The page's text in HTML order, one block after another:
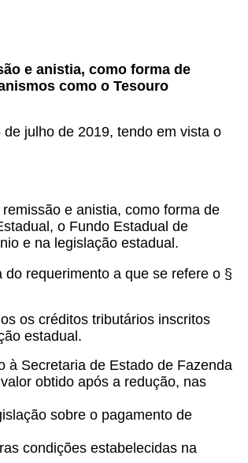
e anistia, como forma de
como o Tesouro
julho de 2019, tendo em vista o
e anistia, como forma de
o Fundo Estadual de
e na legislação estadual.
requerimento a que se refere o §
os créditos tributários inscritos
estadual.
à Secretaria de Estado de Fazenda
obtido após a redução, nas
sobre o pagamento de
condições estabelecidas na